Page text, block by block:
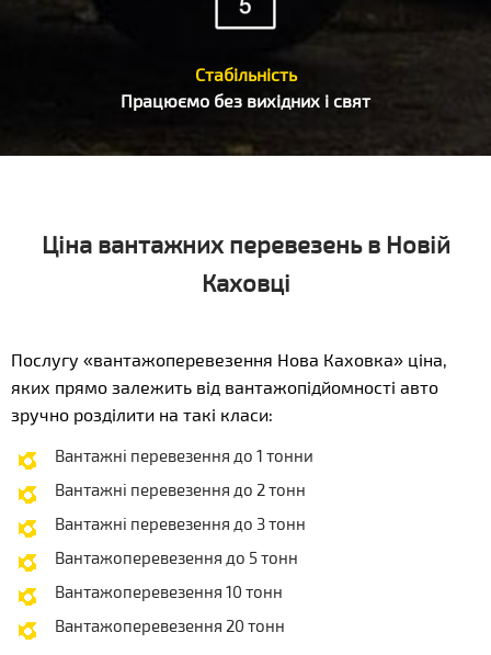
Стабільність
Працюємо без вихідних і свят
Ціна вантажних перевезень в Новій
Каховці
Послугу «вантажоперевезення Нова Каховка» ціна,
яких прямо залежить від вантажопідйомності авто
зручно розділити на такі класи:
Вантажні перевезення до 1 тонни
Вантажні перевезення до 2 тонн
Вантажні перевезення до 3 тонн
Вантажоперевезення до 5 тонн
Вантажоперевезення 10 тонн
Вантажоперевезення 20 тонн